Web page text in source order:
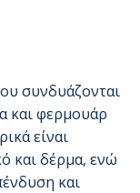
συνδυάζονται
και φερμουάρ
είναι
και δέρμα, ενώ
και